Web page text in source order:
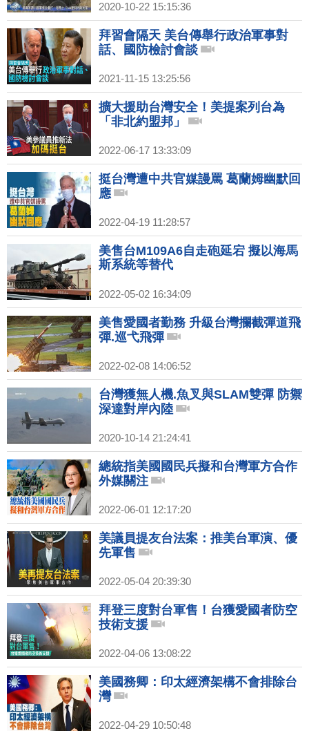
2020-10-22 15:15:36
拜習會隔天 美台傳舉行政治軍事對
話、國防檢討會談
2021-11-15 13:25:56
擴大援助台灣安全！美提案列台為
「非北約盟邦」
2022-06-17 13:33:09
挺台灣遭中共官媒謾罵 葛蘭姆幽默回
應
2022-04-19 11:28:57
美售台M109A6自走砲延宕 擬以海馬
斯系統等替代
2022-05-02 16:34:09
美售愛國者勤務 升級台灣攔截彈道飛
彈.巡弋飛彈
2022-02-08 14:06:52
台灣獲無人機.魚叉與SLAM雙彈 防禦
深達對岸內陸
2020-10-14 21:24:41
總統指美國國民兵擬和台灣軍方合作
外媒關注
2022-06-01 12:17:20
美議員提友台法案：推美台軍演、優
先軍售
2022-05-04 20:39:30
拜登三度對台軍售！台獲愛國者防空
技術支援
2022-04-06 13:08:22
美國務卿：印太經濟架構不會排除台
灣
2022-04-29 10:50:48